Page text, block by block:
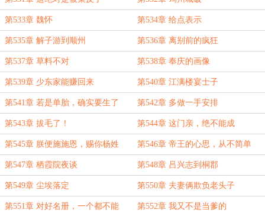
第533章 魏怀 第534章 给点表示
第535章 解子游到顺州 第536章 离别前的疯狂
第537章 草料不对 第538章 奉庆的画像
第539章 少东家能赚回来 第540章 江满楼宴士子
第541章 若是单胎，确实要生了 第542章 多做一手安排
第543章 拔毛了！ 第544章 这门亲，绝不能成
第545章 朕便施施恩，赐你杨姓 第546章 帝王的心思，从不简单
第547章 栖霞院夜谈 第548章 吕兴志到桐郡
第549章 尘埃落定 第550章 夫妻俩欺负老头子
第551章 对好名册，一个都不能 第552章 我又不是当爹的